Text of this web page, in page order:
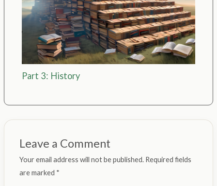
Part 3: History
Leave a Comment
Your email address will not be published. Required fields
are marked *